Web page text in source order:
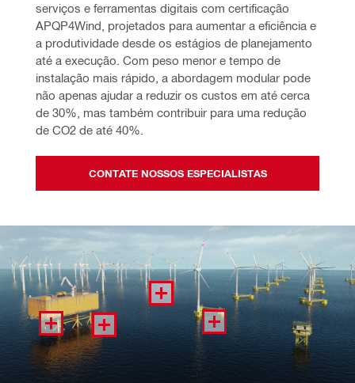
serviços e ferramentas digitais com certificação
APQP4Wind, projetados para aumentar a eficiência e
a produtividade desde os estágios de planejamento
até a execução. Com peso menor e tempo de
instalação mais rápido, a abordagem modular pode
não apenas ajudar a reduzir os custos em até cerca
de 30%, mas também contribuir para uma redução
de CO2 de até 40%.
CONTATE NOSSOS ESPECIALISTAS